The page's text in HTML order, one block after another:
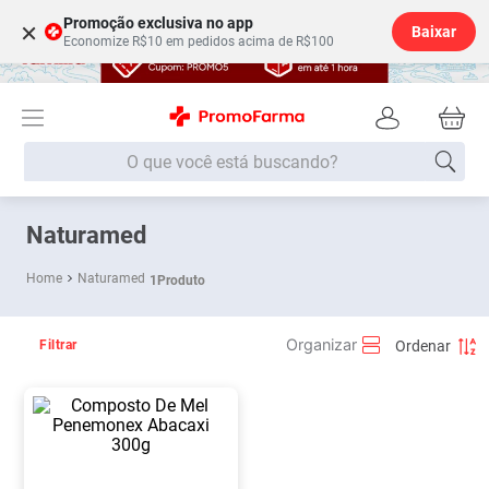
× Promoção exclusiva no app
Economize R$10 em pedidos acima de R$100
Baixar
O que você está buscando?
Naturamed
Naturamed 1Produto
Filtrar
Termos mais buscados
1 º Fralda
3º
5º Fralda G
Shampoo